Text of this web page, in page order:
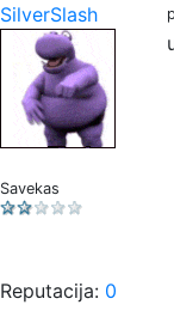
SilverSlash
Savekas
Reputacija: 0